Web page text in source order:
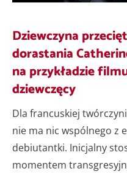
Dziewczyna
dorastania
na przykładzie
dziewczęcy
Dla francuskiej
nie ma nic wspólnego z
debiutantki. Inicjalny
momentem